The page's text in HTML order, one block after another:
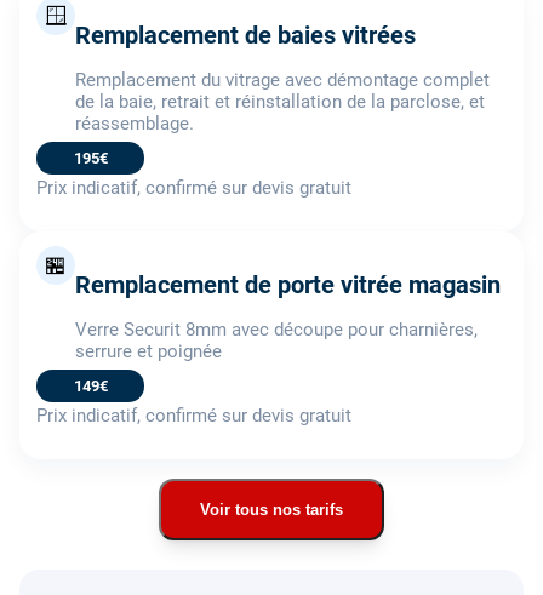
🪟
Remplacement de baies vitrées
Remplacement du vitrage avec démontage complet
de la baie, retrait et réinstallation de la parclose, et
réassemblage.
195€
Prix indicatif, confirmé sur devis gratuit
🏪
Remplacement de porte vitrée magasin
Verre Securit 8mm avec découpe pour charnières,
serrure et poignée
149€
Prix indicatif, confirmé sur devis gratuit
Voir tous nos tarifs